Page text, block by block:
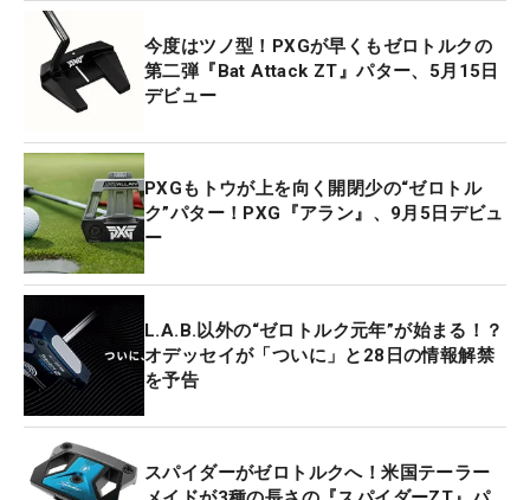
今度はツノ型！PXGが早くもゼロトルクの
第二弾『Bat Attack ZT』パター、5月15日
デビュー
PXGもトウが上を向く開閉少の“ゼロトル
ク”パター！PXG『アラン』、9月5日デビュ
ー
L.A.B.以外の“ゼロトルク元年”が始まる！？
オデッセイが「ついに」と28日の情報解禁
を予告
スパイダーがゼロトルクへ！米国テーラー